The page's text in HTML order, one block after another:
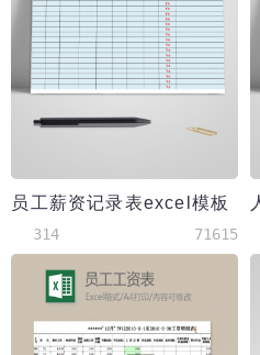
员工薪资记录表excel模板
314 71615